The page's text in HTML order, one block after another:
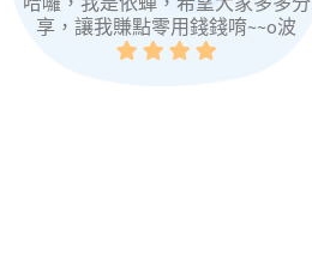
享，讓我賺點零用錢錢唷~~o波